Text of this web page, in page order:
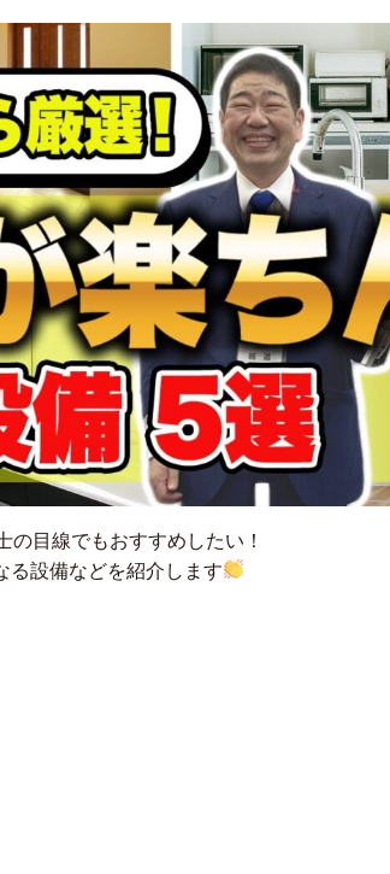
の目線でもおすすめしたい！
る設備などを紹介します